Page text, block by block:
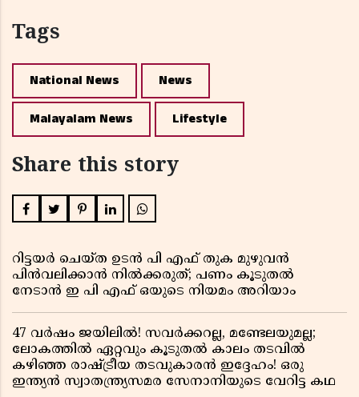
Tags
National News News
Malayalam News Lifestyle
Share this story
റിട്ടയർ ചെയ്ത ഉടൻ പി എഫ് തുക മുഴുവൻ
പിൻവലിക്കാൻ നിൽക്കരുത്; പണം കൂടുതൽ
നേടാൻ ഇ പി എഫ് ഒയുടെ നിയമം അറിയാം
47 വർഷം ജയിലിൽ! സവർക്കറല്ല, മണ്ടേലയുമല്ല;
ലോകത്തിൽ ഏറ്റവും കൂടുതൽ കാലം തടവിൽ
കഴിഞ്ഞ രാഷ്ട്രീയ തടവുകാരൻ ഇദ്ദേഹം! ഒരു
ഇന്ത്യൻ സ്വാതന്ത്ര്യസമര സേനാനിയുടെ വേറിട്ട കഥ